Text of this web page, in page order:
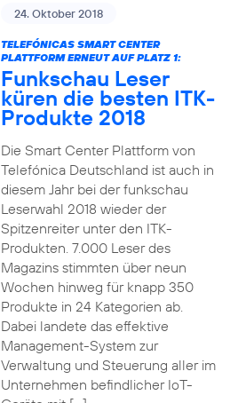
24. Oktober 2018
TELEFÓNICAS SMART CENTER
PLATTFORM ERNEUT AUF PLATZ 1:
Funkschau Leser
küren die besten ITK-
Produkte 2018
Die Smart Center Plattform von
Telefónica Deutschland ist auch in
diesem Jahr bei der funkschau
Leserwahl 2018 wieder der
Spitzenreiter unter den ITK-
Produkten. 7.000 Leser des
Magazins stimmten über neun
Wochen hinweg für knapp 350
Produkte in 24 Kategorien ab.
Dabei landete das effektive
Management-System zur
Verwaltung und Steuerung aller im
Unternehmen befindlicher IoT-